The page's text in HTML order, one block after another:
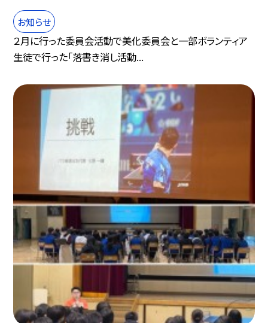
お知らせ
２月に行った委員会活動で美化委員会と一部ボランティア
生徒で行った「落書き消し活動...